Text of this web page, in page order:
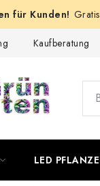
Kaufberatung
LED